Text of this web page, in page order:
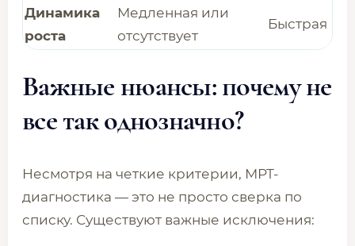
Динамика
роста
Медленная или
отсутствует
Быстрая
Важные нюансы: почему не
все так однозначно?
Несмотря на четкие критерии, МРТ-
диагностика — это не просто сверка по
списку. Существуют важные исключения: